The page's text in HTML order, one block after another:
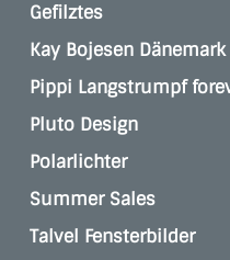
Gefilztes
Kay Bojesen Dänemark
Pippi Langstrumpf
Pluto Design
Polarlichter
Summer Sales
Talvel Fensterbilder